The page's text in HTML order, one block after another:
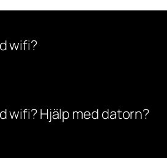
wifi?
wifi? Hjälp med datorn?